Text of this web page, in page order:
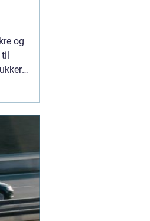
og
til
op.
er